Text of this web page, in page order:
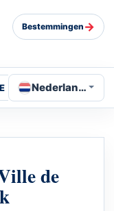
Bestemmingen →
Nederlands
de